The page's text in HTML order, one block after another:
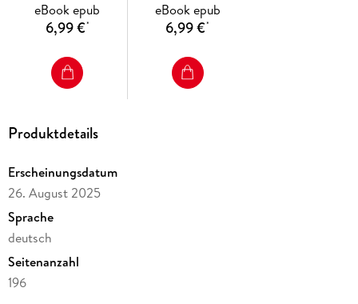
eBook epub
6,99 €*
eBook epub
6,99 €*
Produktdetails
Erscheinungsdatum
26. August 2025
Sprache
deutsch
Seitenanzahl
196